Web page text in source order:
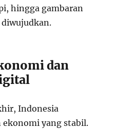
hingga gambaran
diwujudkan.
dan
Indonesia
yang stabil.